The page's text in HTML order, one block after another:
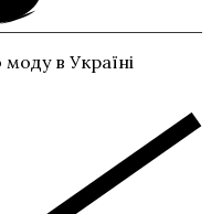
в Україні